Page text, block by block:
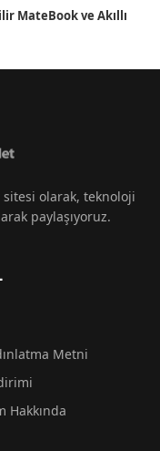
MateBook ve Akıllı
olarak, teknoloji
paylaşıyoruz.
Metni
Hakkında